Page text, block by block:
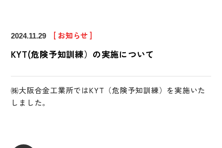
2024.11.29 [ お知らせ ]
KYT(危険予知訓練）の実施について
㈱大阪合金工業所ではKYT（危険予知訓練）を実施いた
しました。